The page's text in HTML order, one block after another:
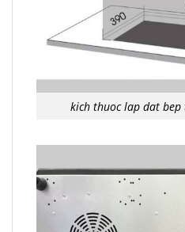
kich thuoc lap dat